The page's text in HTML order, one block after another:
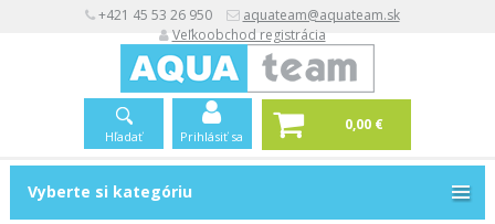
+421 45 53 26 950
aquateam@aquateam.sk
Veľkoobchod registrácia
Hľadať Prihlásiť sa
0,00 €
Vyberte si kategóriu
Vyberte si kategóriu